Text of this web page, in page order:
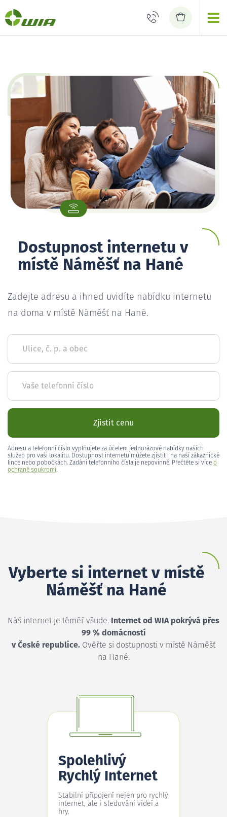
Dostupnost internetu v
místě Náměšť na Hané
Zadejte adresu a ihned uvidíte nabídku internetu
na doma v místě Náměšť na Hané.
Ulice, č. p. a obec
Vaše telefonní číslo
Zjistit cenu
Adresu a telefonní číslo vyplňujete za účelem jednorázové nabídky našich
služeb pro vaši lokalitu. Dostupnost internetu můžete zjistit i na naší zákaznické
lince nebo pobočkách. Zadání telefonního čísla je nepovinné. Přečtěte si více o
ochraně soukromí.
Vyberte si internet v místě
Náměšť na Hané
Náš internet je téměř všude. Internet od WIA pokrývá přes
99 % domácností
v České republice. Ověřte si dostupnosti v místě Náměšť
na Hané.
Spolehlivý
Rychlý Internet
Stabilní připojení nejen pro rychlý
internet, ale i sledování videí a
hry.